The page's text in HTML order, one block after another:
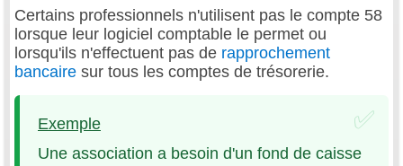
Certains professionnels n'utilisent pas le compte 58
lorsque leur logiciel comptable le permet ou
lorsqu'ils n'effectuent pas de rapprochement
bancaire sur tous les comptes de trésorerie.
Exemple
Une association a besoin d'un fond de caisse